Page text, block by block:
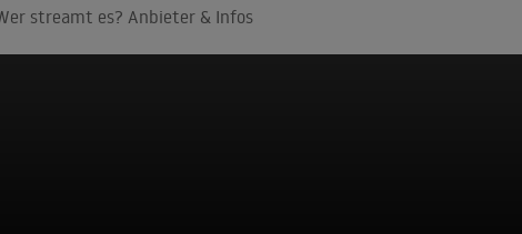
streamt es? Anbieter & Infos